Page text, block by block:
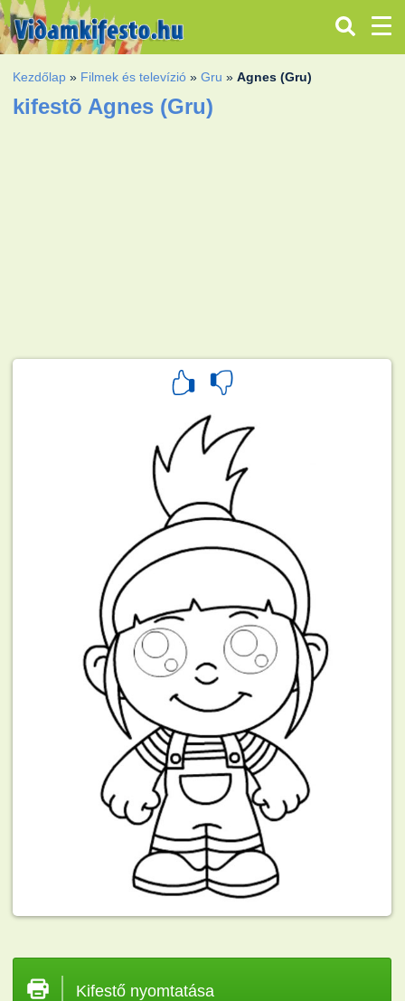
Kezdőlap » Filmek és televízió »Gru »Agnes (Gru)
kifestõ Agnes (Gru)
Kifestő nyomtatása